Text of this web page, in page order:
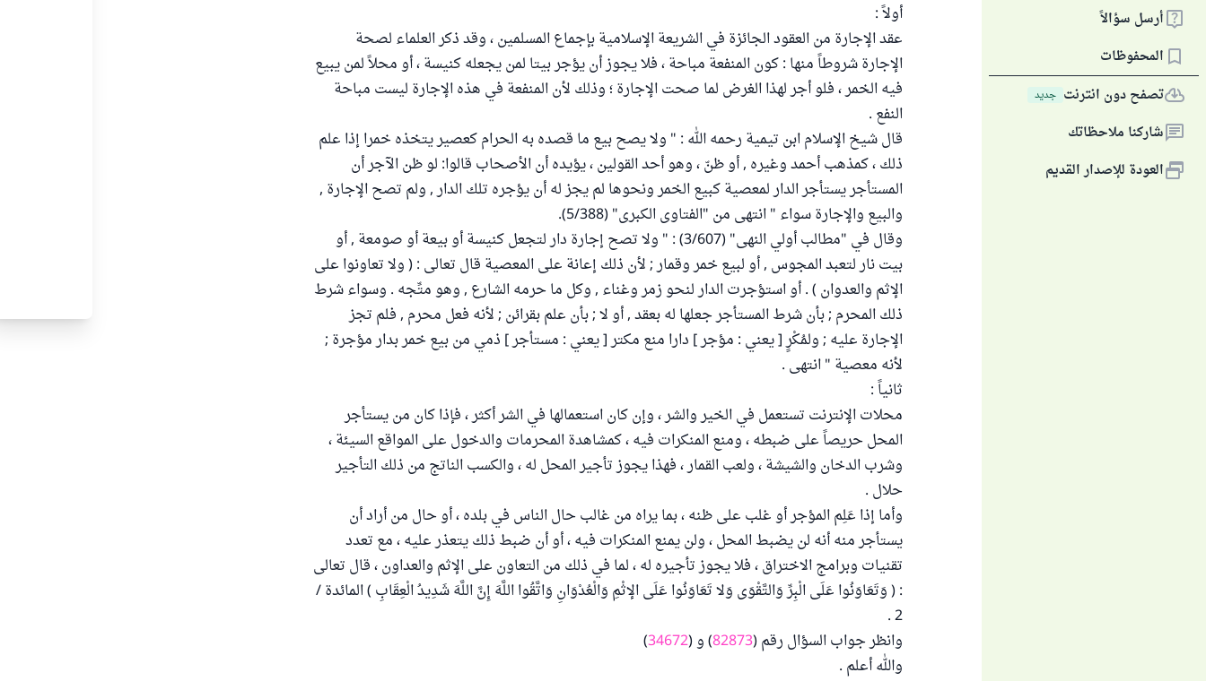
أرسل سؤالاً
المحفوظات
تصفح دون انترنت جديد
شاركنا ملاحظاتك
العودة للإصدار القديم
أولاً :
عقد الإجارة من العقود الجائزة في الشريعة الإسلامية بإجماع المسلمين ، وقد ذكر العلماء لصحة
الإجارة شروطاً منها : كون المنفعة مباحة ، فلا يجوز أن يؤجر بيتا لمن يجعله كنيسة ، أو محلاً لمن يبيع
فيه الخمر ، فلو أجر لهذا الغرض لما صحت الإجارة ؛ وذلك لأن المنفعة في هذه الإجارة ليست مباحة
النفع .
قال شيخ الإسلام ابن تيمية رحمه الله : " ولا يصح بيع ما قصده به الحرام كعصير يتخذه خمرا إذا علم
ذلك ، كمذهب أحمد وغيره , أو ظنّ ، وهو أحد القولين ، يؤيده أن الأصحاب قالوا: لو ظن الآجر أن
المستأجر يستأجر الدار لمعصية كبيع الخمر ونحوها لم يجز له أن يؤجره تلك الدار , ولم تصح الإجارة ,
والبيع والإجارة سواء " انتهى من "الفتاوى الكبرى" (5/388).
وقال في "مطالب أولي النهى" (3/607) : " ولا تصح إجارة دار لتجعل كنيسة أو بيعة أو صومعة , أو
بيت نار لتعبد المجوس , أو لبيع خمر وقمار ; لأن ذلك إعانة على المعصية قال تعالى : ( ولا تعاونوا على
الإثم والعدوان ) . أو استؤجرت الدار لنحو زمر وغناء , وكل ما حرمه الشارع , وهو متِّجه . وسواء شرط
ذلك المحرم ; بأن شرط المستأجر جعلها له بعقد , أو لا ; بأن علم بقرائن ; لأنه فعل محرم , فلم تجز
الإجارة عليه ; ولمُكْرٍ [ يعني : مؤجر ] دارا منع مكتر [ يعني : مستأجر ] ذمي من بيع خمر بدار مؤجرة ;
لأنه معصية " انتهى .
ثانياً :
محلات الإنترنت تستعمل في الخير والشر ، وإن كان استعمالها في الشر أكثر ، فإذا كان من يستأجر
المحل حريصاً على ضبطه ، ومنع المنكرات فيه ، كمشاهدة المحرمات والدخول على المواقع السيئة ،
وشرب الدخان والشيشة ، ولعب القمار ، فهذا يجوز تأجير المحل له ، والكسب الناتج من ذلك التأجير
حلال .
وأما إذا عَلِم المؤجر أو غلب على ظنه ، بما يراه من غالب حال الناس في بلده ، أو حال من أراد أن
يستأجر منه أنه لن يضبط المحل ، ولن يمنع المنكرات فيه ، أو أن ضبط ذلك يتعذر عليه ، مع تعدد
تقنيات وبرامج الاختراق ، فلا يجوز تأجيره له ، لما في ذلك من التعاون على الإثم والعداون ، قال تعالى
: ( وَتَعَاوَنُوا عَلَى الْبِرِّ وَالتَّقْوَى وَلا تَعَاوَنُوا عَلَى الإثْمِ وَالْعُدْوَانِ وَاتَّقُوا اللَّهَ إِنَّ اللَّهَ شَدِيدُ الْعِقَابِ ) المائدة /
2 .
وانظر جواب السؤال رقم (82873) و (34672
)
والله أعلم .